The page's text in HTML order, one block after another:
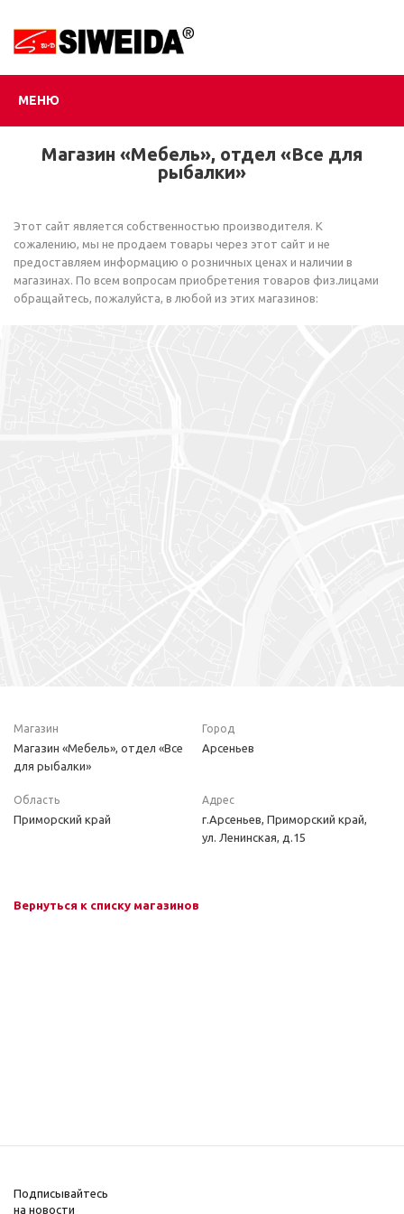
МЕНЮ
Магазин «Мебель», отдел «Все для
рыбалки»
Этот сайт является собственностью производителя. К
сожалению, мы не продаем товары через этот сайт и не
предоставляем информацию о розничных ценах и наличии в
магазинах. По всем вопросам приобретения товаров физ.лицами
обращайтесь, пожалуйста, в любой из этих магазинов:
Магазин
Магазин «Мебель», отдел «Все
для рыбалки»
Город
Арсеньев
Область
Приморский край
Адрес
г.Арсеньев, Приморский край,
ул. Ленинская, д.15
Вернуться к списку магазинов
Подписывайтесь
на новости